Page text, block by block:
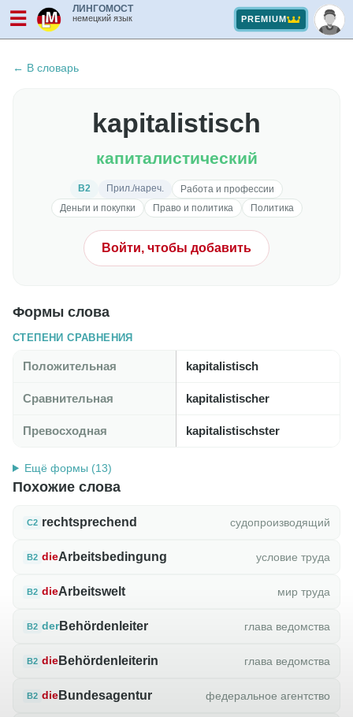
☰ ЛИНГОМОСТ
немецкий язык PREMIUM
← В словарь
kapitalistisch
капиталистический
B2 Прил./нареч.
Работа и профессии
Деньги и покупки
Право и политика Политика
Войти, чтобы добавить
Формы слова
СТЕПЕНИ СРАВНЕНИЯ
Положительная kapitalistisch
Сравнительная kapitalistischer
Превосходная kapitalistischster
Ещё формы (13)
Похожие слова
C2 rechtsprechend судопроизводящий
B2 dieArbeitsbedingung условие труда
B2 dieArbeitswelt мир труда
B2 derBehördenleiter глава ведомства
B2 die Behördenleiterin глава ведомства
B2 die Bundesagentur федеральное агентство